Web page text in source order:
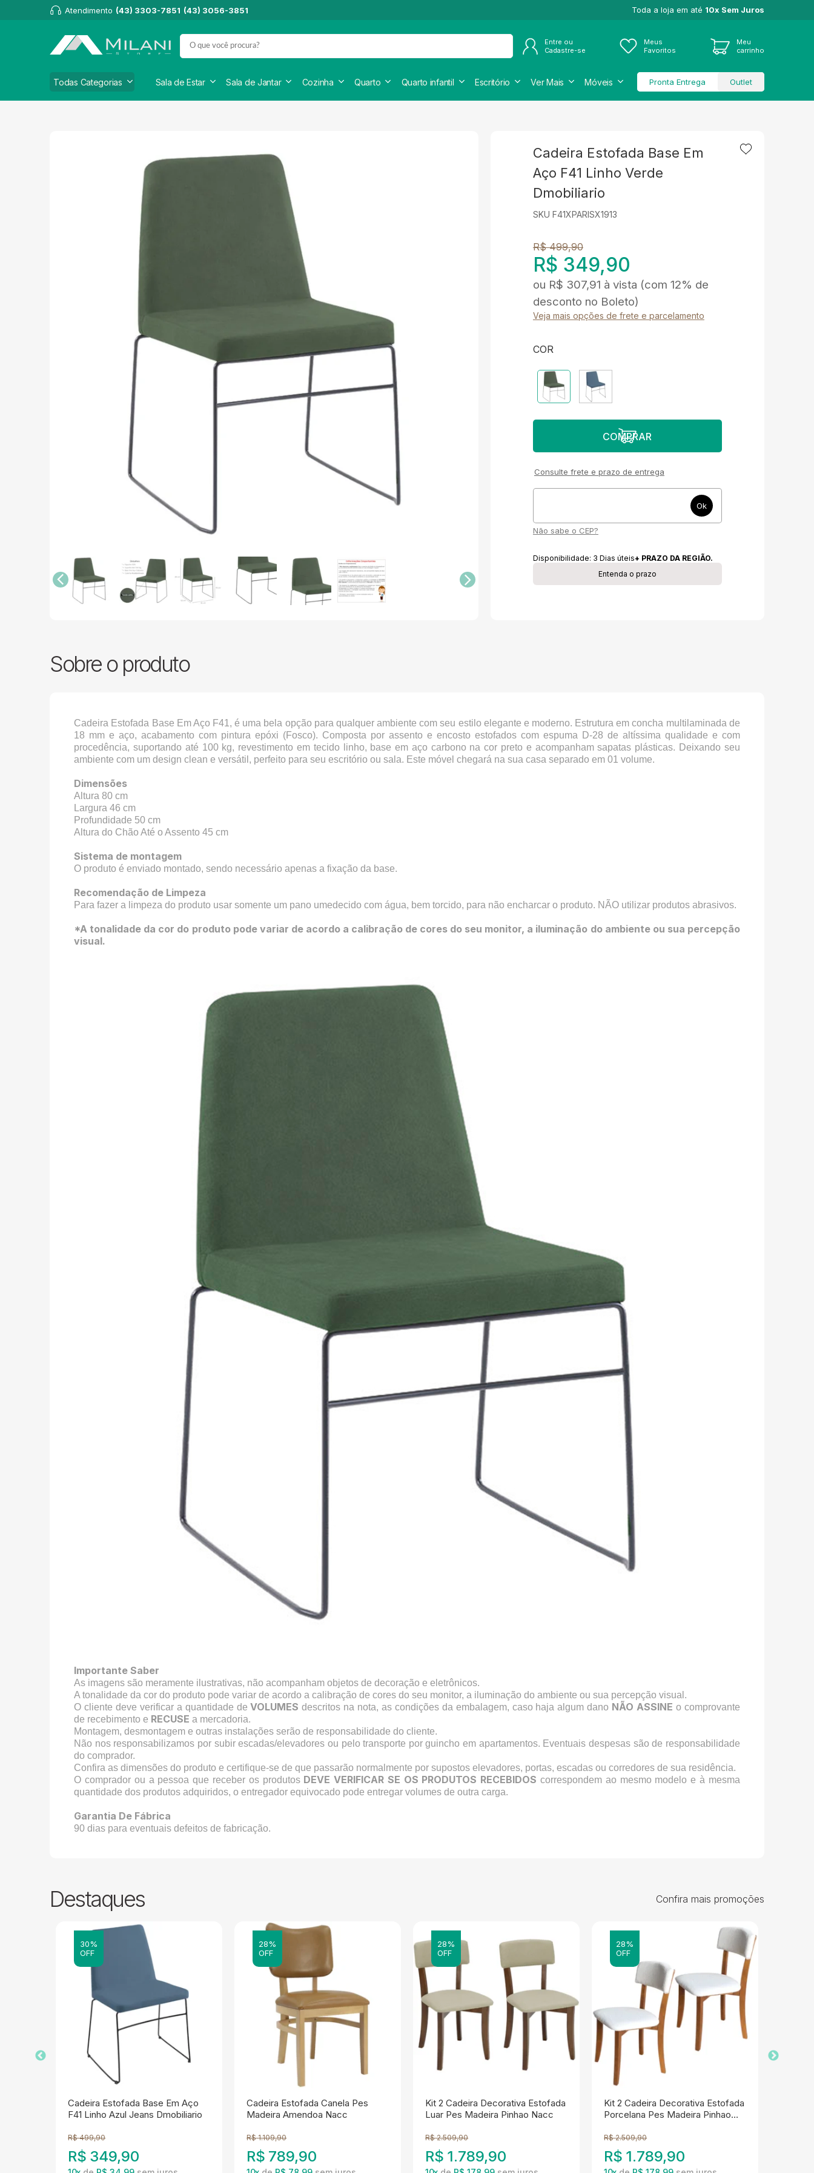
Atendimento (43) 3303-7851 (43) 3056-3851 Toda a loja em até 10x Sem Juros
Entre ou
Cadastre-se
Meus
Favoritos
Meu
carrinho
Todas Categorias Sala de Estar Sala de Jantar Cozinha Quarto Quarto infantil Escritório Ver Mais Móveis Pronta Entrega Outlet
Cadeira Estofada Base Em
Aço F41 Linho Verde
Dmobiliario
SKU F41XPARISX1913
R$ 499,90
R$ 349,90
ou R$ 307,91 à vista (com 12% de
desconto no Boleto)
Veja mais opções de frete e parcelamento
COR
Consulte frete e prazo de entrega
Não sabe o CEP?
Disponibilidade: 3 Dias úteis+ PRAZO DA REGIÃO.
Entenda o prazo
Sobre o produto
Cadeira Estofada Base Em Aço F41, é uma bela opção para qualquer ambiente com seu estilo elegante e moderno. Estrutura em concha multilaminada de
18 mm e aço, acabamento com pintura epóxi (Fosco). Composta por assento e encosto estofados com espuma D-28 de altíssima qualidade e com
procedência, suportando até 100 kg, revestimento em tecido linho, base em aço carbono na cor preto e acompanham sapatas plásticas. Deixando seu
ambiente com um design clean e versátil, perfeito para seu escritório ou sala. Este móvel chegará na sua casa separado em 01 volume.
Dimensões
Altura 80 cm
Largura 46 cm
Profundidade 50 cm
Altura do Chão Até o Assento 45 cm
Sistema de montagem
O produto é enviado montado, sendo necessário apenas a fixação da base.
Recomendação de Limpeza
Para fazer a limpeza do produto usar somente um pano umedecido com água, bem torcido, para não encharcar o produto. NÃO utilizar produtos abrasivos.
*A tonalidade da cor do produto pode variar de acordo a calibração de cores do seu monitor, a iluminação do ambiente ou sua percepção
visual.
Importante Saber
As imagens são meramente ilustrativas, não acompanham objetos de decoração e eletrônicos.
A tonalidade da cor do produto pode variar de acordo a calibração de cores do seu monitor, a iluminação do ambiente ou sua percepção visual.
O cliente deve verificar a quantidade deVOLUMES descritos na nota, as condições da embalagem, caso haja algum dano NÃO ASSINE o comprovante
de recebimento e RECUSE a mercadoria.
Montagem, desmontagem e outras instalações serão de responsabilidade do cliente.
Não nos responsabilizamos por subir escadas/elevadores ou pelo transporte por guincho em apartamentos. Eventuais despesas são de responsabilidade
do comprador.
Confira as dimensões do produto e certifique-se de que passarão normalmente por supostos elevadores, portas, escadas ou corredores de sua residência.
O comprador ou a pessoa que receber os produtosDEVE VERIFICAR SE OS PRODUTOS RECEBIDOS correspondem ao mesmo modelo e à mesma
quantidade dos produtos adquiridos, o entregador equivocado pode entregar volumes de outra carga.
Garantia De Fábrica
90 dias para eventuais defeitos de fabricação.
Destaques Confira mais promoções
30%
OFF
Cadeira Estofada Base Em Aço
F41 Linho Azul Jeans Dmobiliario
R$ 499,90
R$ 349,90
28%
OFF
Cadeira Estofada Canela Pes
Madeira Amendoa Nacc
R$ 1.109,90
R$ 789,90
28%
OFF
Kit 2 Cadeira Decorativa Estofada
Luar Pes Madeira Pinhao Nacc
R$ 2.509,90
R$ 1.789,90
28%
OFF
Kit 2 Cadeira Decorativa Estofada
Porcelana Pes Madeira Pinhao
R$ 2.509,90
R$ 1.789,90